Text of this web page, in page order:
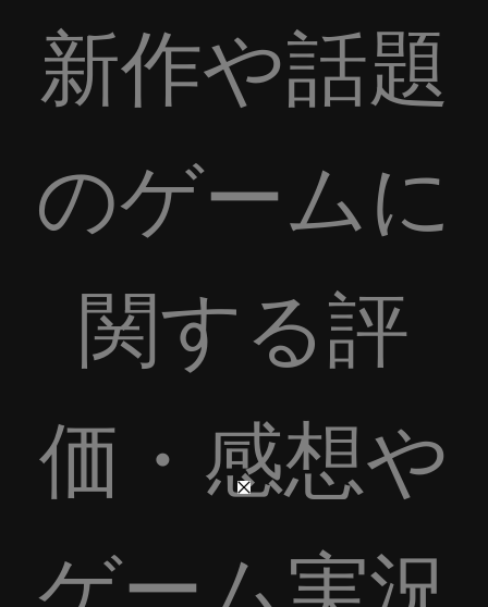
新作や話題
のゲームに
関する評
価・感想や
ゲーム実況